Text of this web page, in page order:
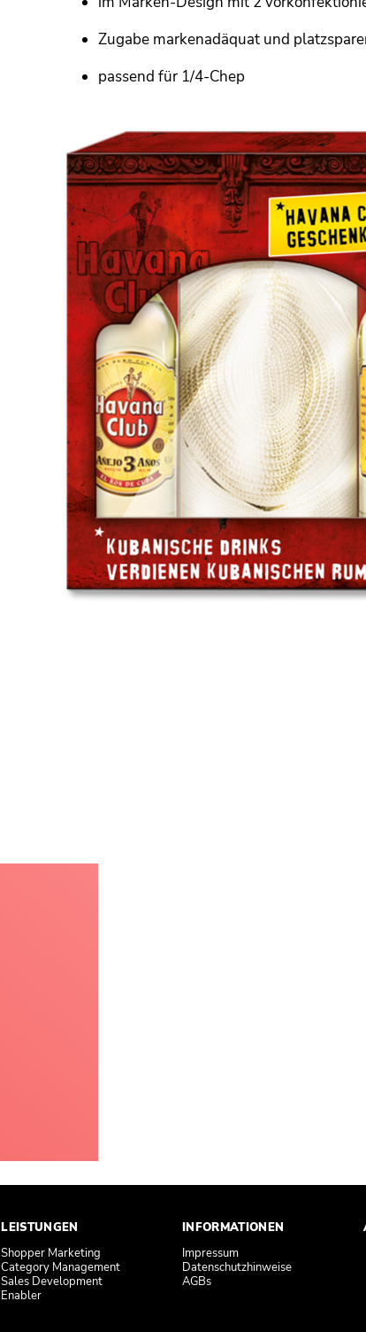
Zugabe markenadäquat und
passend für 1/4-Chep
LEISTUNGEN
Shopper Marketing
Category Management
Sales Development
Enabler
INFORMATIONEN
Impressum
Datenschutzhinweise
AGBs